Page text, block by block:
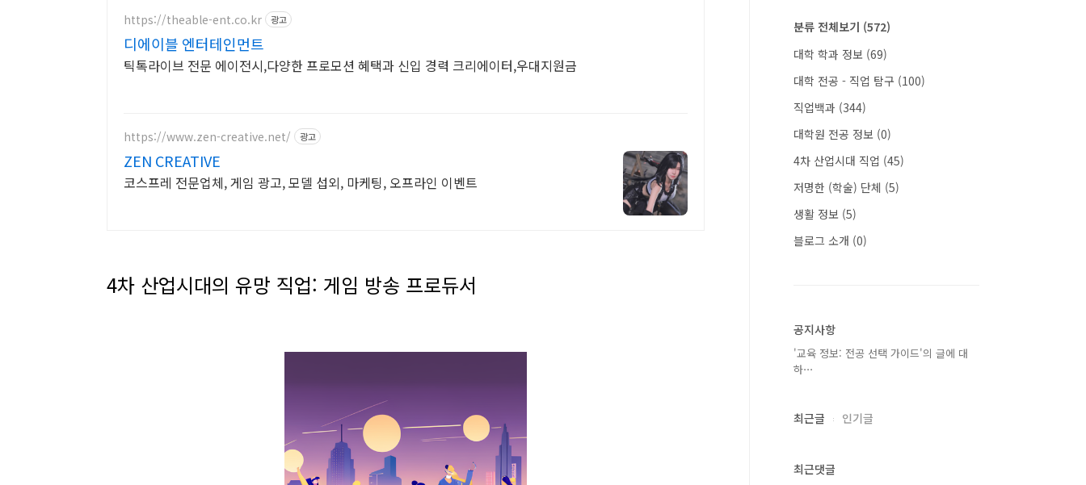
https://theable-ent.co.kr 광고
디에이블 엔터테인먼트
틱톡라이브 전문 에이전시,다양한 프로모션 혜택과 신입 경력 크리에이터,우대지원금
https://www.zen-creative.net/ 광고
ZEN CREATIVE
코스프레 전문업체, 게임 광고, 모델 섭외, 마케팅, 오프라인 이벤트
4차 산업시대의 유망 직업: 게임 방송 프로듀서
분류 전체보기 (572)
대학 학과 정보 (69)
대학 전공 - 직업 탐구 (100)
직업백과 (344)
대학원 전공 정보 (0)
4차 산업시대 직업 (45)
저명한 (학술) 단체 (5)
생활 정보 (5)
블로그 소개 (0)
공지사항
'교육 정보: 전공 선택 가이드'의 글에 대
하⋯
최근글 인기글
최근댓글